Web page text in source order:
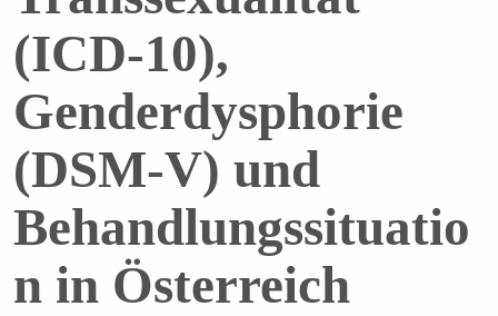
(ICD-10),
Genderdysphorie
(DSM-V) und
Behandlungssituatio
n in Österreich